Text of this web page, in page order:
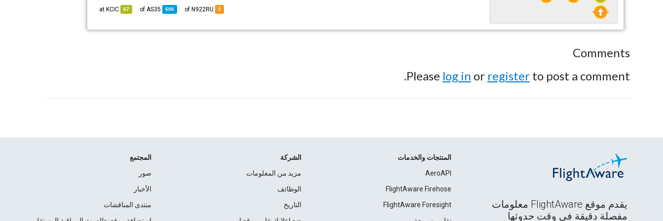
2
606
AS35
67
KCIC
Comments
Please log in or registerto post a comment.
يقدم موقع FlightAware معلومات
مفصلة دقيقة في وقت حدوثها
المنتجات والخدمات
AeroAPI
FlightAware Firehose
FlightAware Foresight
الشركة
مزيد من المعلومات
الوظائف
التاريخ
المجتمع
صور
الأخبار
منتدى المناقشات